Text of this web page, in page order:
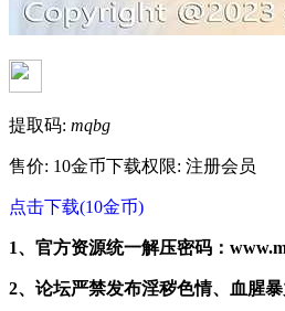
提取码: mqbg
售价: 10金币下载权限: 注册会员
点击下载(10金币)
1、官方资源统一解压密码：
2、论坛严禁发布淫秽色情、血腥